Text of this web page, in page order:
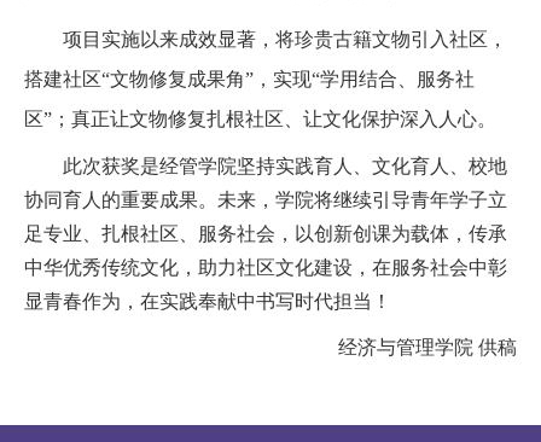
项目实施以来成效显著 ， 将珍贵古籍文物引入社区，
搭建社区“文物修复成果角”，实现“学用结合、服务社
区”；真正让文物修复扎根社区、让文化保护深入人心。
此次获奖是经管学院坚持实践育人、文化育人、校地
协同育人的重要成果。未来，学院将继续引导青年学子立
足专业、扎根社区、服务社会，以创新创课为载体，传承
中华优秀传统文化，助力社区文化建设，在服务社会中彰
显青春作为，在实践奉献中书写时代担当！
经济与管理学院 供稿